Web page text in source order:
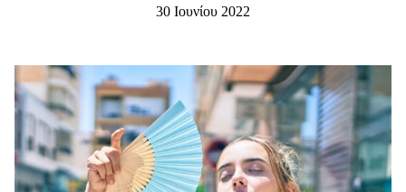
Μαλλιά - Νύχια
Μακιγιάζ
Beauty News
Well being
30 Ιουνίου 2022